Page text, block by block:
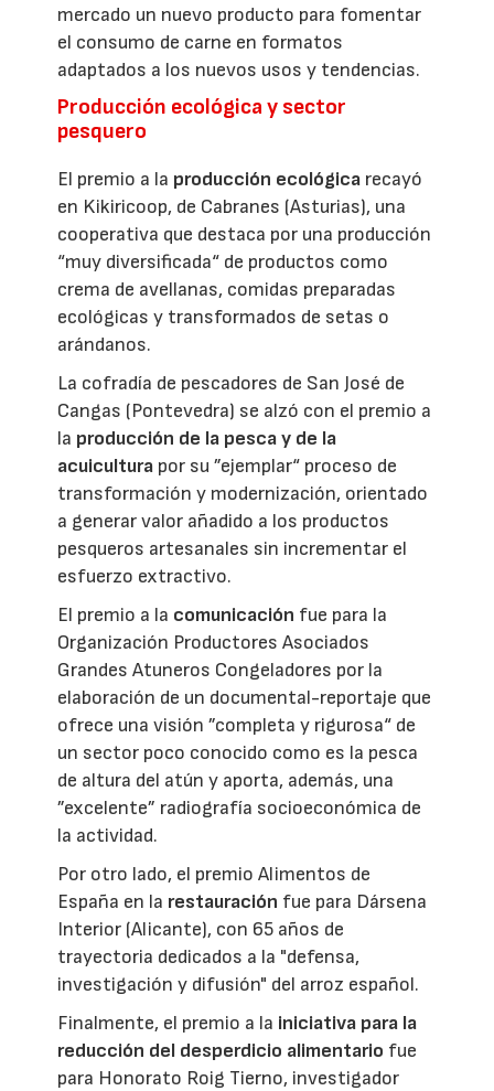
mercado un nuevo producto para fomentar
el consumo de carne en formatos
adaptados a los nuevos usos y tendencias.
Producción ecológica y sector
pesquero
El premio a la producción ecológica recayó
en Kikiricoop, de Cabranes (Asturias), una
cooperativa que destaca por una producción
“muy diversificada“ de productos como
crema de avellanas, comidas preparadas
ecológicas y transformados de setas o
arándanos.
La cofradía de pescadores de San José de
Cangas (Pontevedra) se alzó con el premio a
la producción de la pesca y de la
acuicultura por su ”ejemplar“ proceso de
transformación y modernización, orientado
a generar valor añadido a los productos
pesqueros artesanales sin incrementar el
esfuerzo extractivo.
El premio a la comunicación fue para la
Organización Productores Asociados
Grandes Atuneros Congeladores por la
elaboración de un documental-reportaje que
ofrece una visión ”completa y rigurosa“ de
un sector poco conocido como es la pesca
de altura del atún y aporta, además, una
”excelente” radiografía socioeconómica de
la actividad.
Por otro lado, el premio Alimentos de
España en la restauración fue para Dársena
Interior (Alicante), con 65 años de
trayectoria dedicados a la "defensa,
investigación y difusión" del arroz español.
Finalmente, el premio a la iniciativa para la
reducción del desperdicio alimentario fue
para Honorato Roig Tierno, investigador